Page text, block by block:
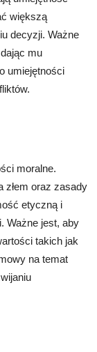
większą
decyzji. Ważne
mu
umiejętności
moralne.
złem oraz zasady
etyczną i
Ważne jest, aby
takich jak
na temat